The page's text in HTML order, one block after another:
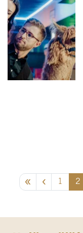
1 2